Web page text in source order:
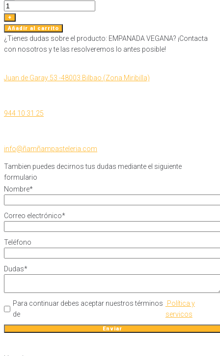
VEGANA
cantidad
+
Añadir al carrito
¿Tienes dudas sobre el producto: EMPANADA VEGANA? ¡Contacta
con nosotros y te las resolveremos lo antes posible!
Juan de Garay 53 -48003 Bilbao (Zona Miribilla)
944 10 31 25
info@ñamñampasteleria.com
Tambien puedes decirnos tus dudas mediante el siguiente
formulario
Nombre*
Correo electrónico*
Teléfono
Dudas*
Para continuar debes aceptar nuestros términos
de
Política y
servicos
Enviar